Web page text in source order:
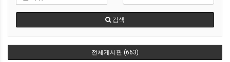
검색
전체게시판 (663)